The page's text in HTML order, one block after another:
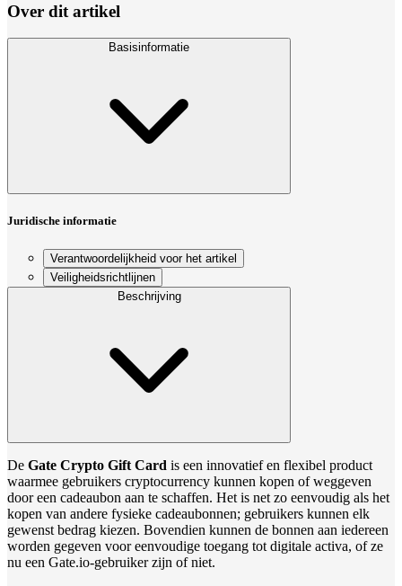
Over dit artikel
Basisinformatie
Juridische informatie
Verantwoordelijkheid voor het artikel
Veiligheidsrichtlijnen
Beschrijving
De Gate Crypto Gift Card is een innovatief en flexibel product
waarmee gebruikers cryptocurrency kunnen kopen of weggeven
door een cadeaubon aan te schaffen. Het is net zo eenvoudig als het
kopen van andere fysieke cadeaubonnen; gebruikers kunnen elk
gewenst bedrag kiezen. Bovendien kunnen de bonnen aan iedereen
worden gegeven voor eenvoudige toegang tot digitale activa, of ze
nu een Gate.io-gebruiker zijn of niet.